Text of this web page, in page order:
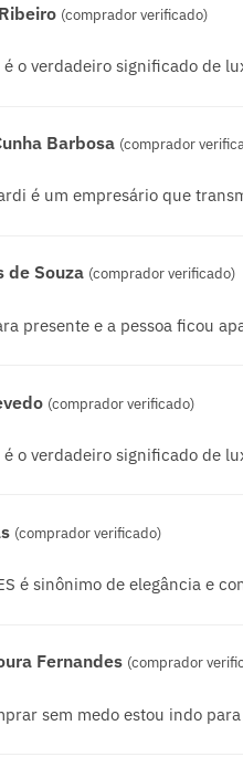
(comprador verificado)
é o verdadeiro significado de
Barbosa (comprador
é um empresário que
de Souza (comprador verificado)
presente e a pessoa ficou
(comprador verificado)
é o verdadeiro significado de
(comprador verificado)
é sinônimo de elegância e
Fernandes (comprador
sem medo estou indo